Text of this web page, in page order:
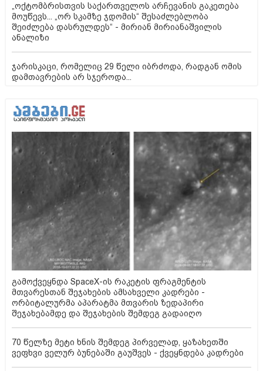
„ოქტომბრისთვის საქართველოს არჩევანის გაკეთება
მოუწევს... „ორ სკამზე ჯდომის“ შესაძლებლობა
შეიძლება დასრულდეს“ - მირიან მირიანაშვილის
ანალიზი
ჯარისკაცი, რომელიც 29 წელი იბრძოდა, რადგან ომის
დამთავრების არ სჯეროდა...
გამოქვეყნდა SpaceX-ის რაკეტის ფრაგმენტის
მთვარესთან შეჯახების ამსახველი კადრები -
ორბიტალურმა აპარატმა მთვარის ზედაპირი
შეჯახებამდე და შეჯახების შემდეგ გადაიღო
70 წელზე მეტი ხნის შემდეგ პირველად, ყაზახეთში
ვეფხვი ველურ ბუნებაში გაუშვეს - ქვეყნდება კადრები